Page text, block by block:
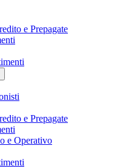
e Prepagate
e Prepagate
e Operativo